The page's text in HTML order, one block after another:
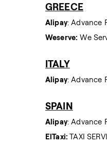
GREECE
Alipay: Advance
Weserve: We
ITALY
Alipay: Advance
SPAIN
Alipay: Advance
ElTaxi:TAXI